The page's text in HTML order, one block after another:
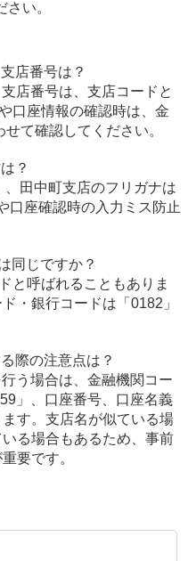
い。
店番号は？
店番号は、支店コードと
口座情報の確認時は、金
て確認してください。
？
、田中町支店のフリガナは
口座確認時の入力ミス防止
同じですか？
と呼ばれることもありま
・銀行コードは「0182」
際の注意点は？
う場合は、金融機関コー
」、口座番号、口座名義
す。支店名が似ている場
る場合もあるため、事前
要です。